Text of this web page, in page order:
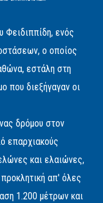
Φειδιππίδη, ενός
ο οποίος
εστάλη στη
που διεξήγαγαν οι
δρόμου στον
επαρχιακούς
και ελαιώνες,
απ' όλες
1.200 μέτρων και